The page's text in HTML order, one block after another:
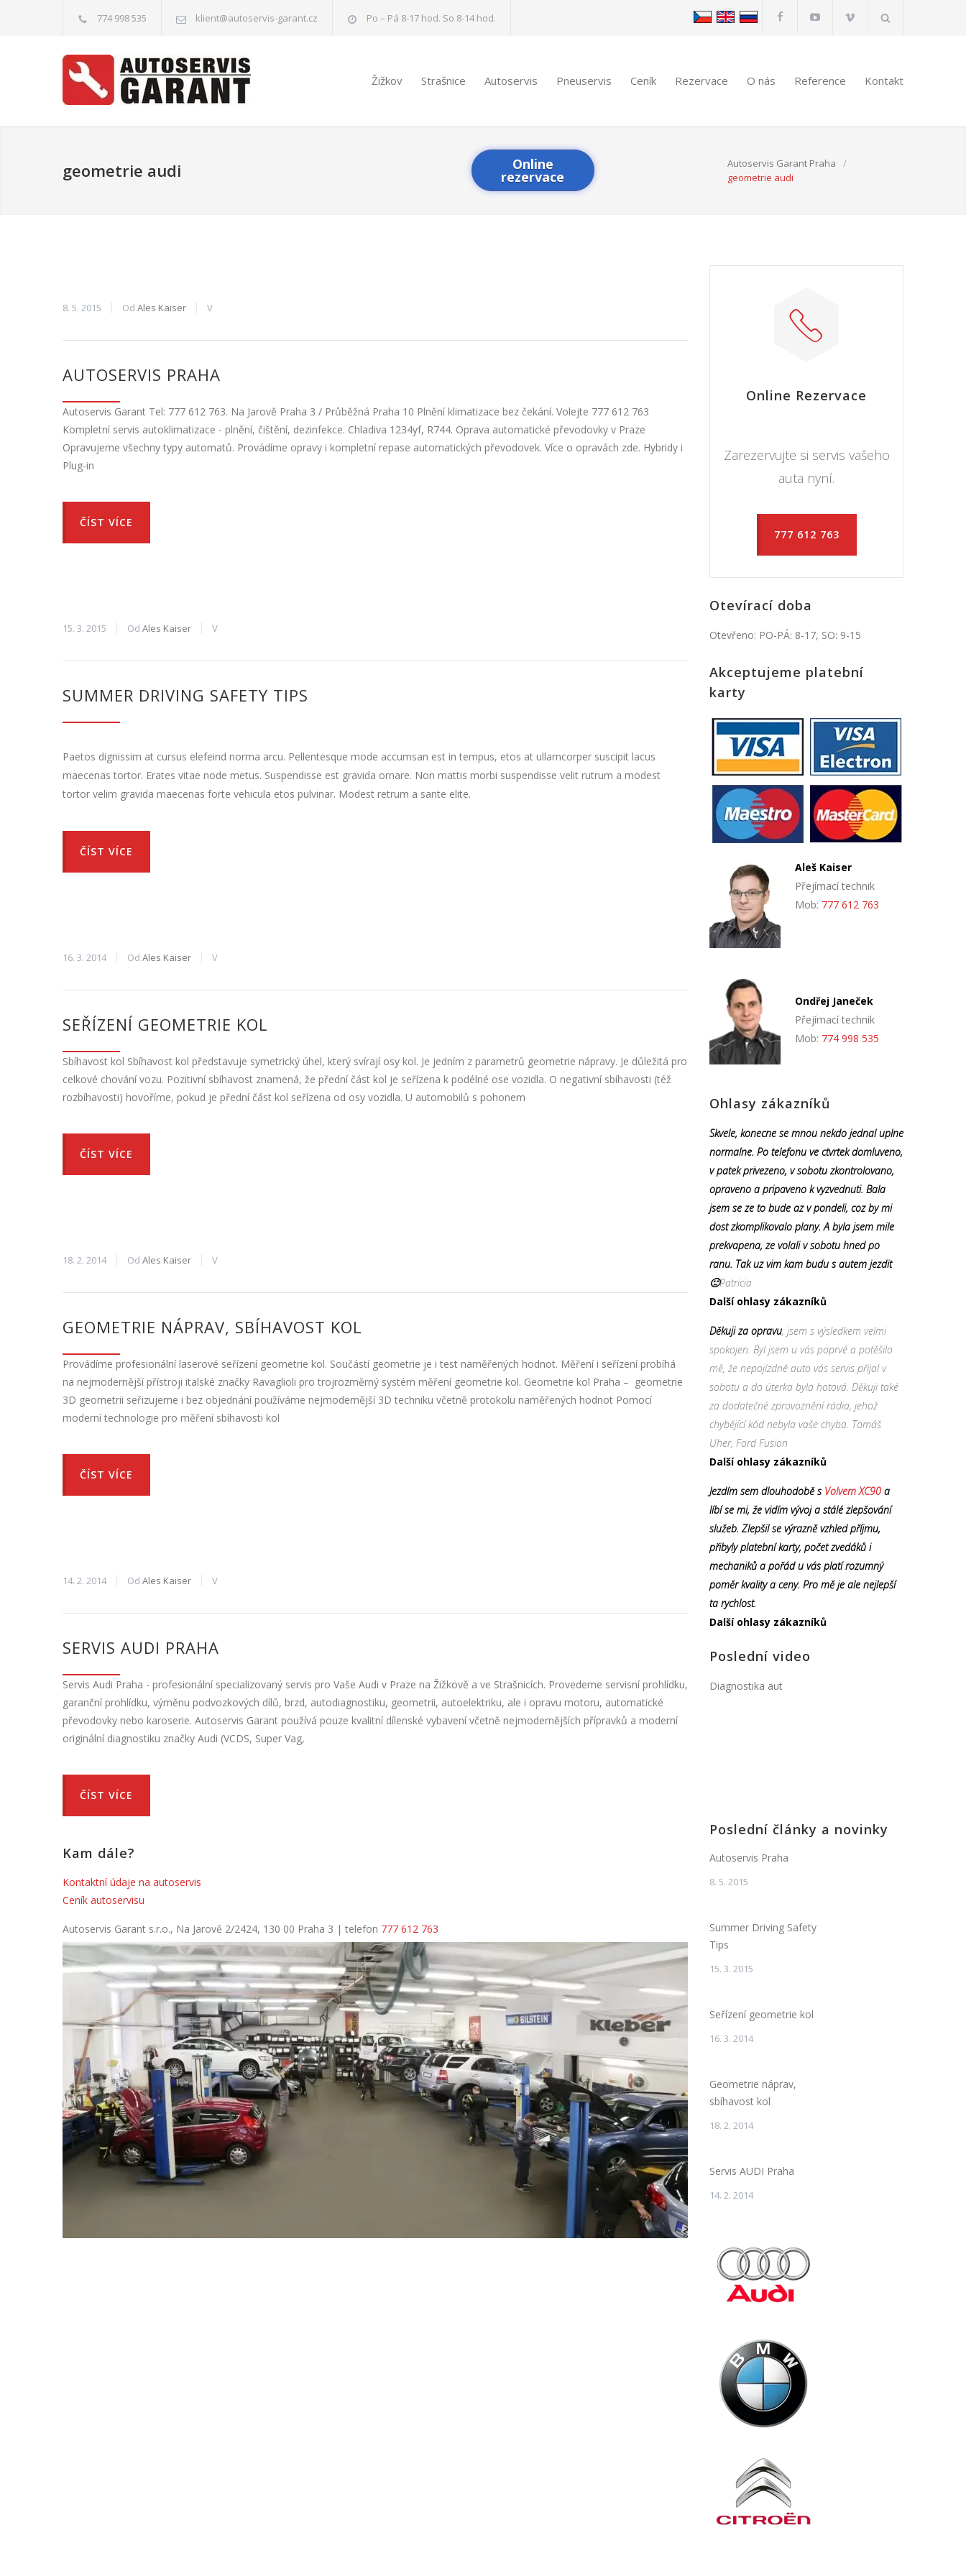
774 998 535 klient@autoservis-garant.cz Po – Pá 8-17 hod. So 8-14 hod.
Žižkov Strašnice Autoservis Pneuservis Ceník Rezervace O nás Reference Kontakt
geometrie audi Online
rezervace
Autoservis Garant Praha
/
geometrie audi
8. 5. 2015 Od Ales Kaiser V
AUTOSERVIS PRAHA
Autoservis Garant Tel: 777 612 763. Na Jarově Praha 3 / Průběžná Praha 10 Plnění klimatizace bez čekání. Volejte 777 612 763
Kompletní servis autoklimatizace - plnění, čištění, dezinfekce. Chladiva 1234yf, R744. Oprava automatické převodovky v Praze
Opravujeme všechny typy automatů. Provádíme opravy i kompletní repase automatických převodovek. Více o opravách zde. Hybridy i
Plug-in
ČÍST VÍCE
15. 3. 2015 Od Ales Kaiser V
SUMMER DRIVING SAFETY TIPS
Paetos dignissim at cursus elefeind norma arcu. Pellentesque mode accumsan est in tempus, etos at ullamcorper suscipit lacus
maecenas tortor. Erates vitae node metus. Suspendisse est gravida ornare. Non mattis morbi suspendisse velit rutrum a modest
tortor velim gravida maecenas forte vehicula etos pulvinar. Modest retrum a sante elite.
ČÍST VÍCE
16. 3. 2014 Od Ales Kaiser V
SEŘÍZENÍ GEOMETRIE KOL
Sbíhavost kol Sbíhavost kol představuje symetrický úhel, který svírají osy kol. Je jedním z parametrů geometrie nápravy. Je důležitá pro
celkové chování vozu. Pozitivní sbíhavost znamená, že přední část kol je seřízena k podélné ose vozidla. O negativní sbíhavosti (též
rozbíhavosti) hovoříme, pokud je přední část kol seřízena od osy vozidla. U automobilů s pohonem
ČÍST VÍCE
18. 2. 2014 Od Ales Kaiser V
GEOMETRIE NÁPRAV, SBÍHAVOST KOL
Provádíme profesionální laserové seřízení geometrie kol. Součástí geometrie je i test naměřených hodnot. Měření i seřízení probíhá
na nejmodernější přístroji italské značky Ravaglioli pro trojrozměrný systém měření geometrie kol. Geometrie kol Praha – geometrie
3D geometrii seřizujeme i bez objednání používáme nejmodernější 3D techniku včetně protokolu naměřených hodnot Pomocí
moderní technologie pro měření sbíhavosti kol
ČÍST VÍCE
14. 2. 2014 Od Ales Kaiser V
SERVIS AUDI PRAHA
Servis Audi Praha - profesionální specializovaný servis pro Vaše Audi v Praze na Žižkově a ve Strašnicích. Provedeme servisní prohlídku,
garanční prohlídku, výměnu podvozkových dílů, brzd, autodiagnostiku, geometrii, autoelektriku, ale i opravu motoru, automatické
převodovky nebo karoserie. Autoservis Garant používá pouze kvalitní dílenské vybavení včetně nejmodernějších přípravků a moderní
originální diagnostiku značky Audi (VCDS, Super Vag,
ČÍST VÍCE
Kam dále?
Kontaktní údaje na autoservis
Ceník autoservisu
Autoservis Garant s.r.o., Na Jarově 2/2424, 130 00 Praha 3 | telefon 777 612 763
Online Rezervace
Zarezervujte si servis vašeho
auta nyní.
777 612 763
Otevírací doba
Otevřeno: PO-PÁ: 8-17, SO: 9-15
Akceptujeme platební
karty
Aleš Kaiser
Přejímací technik
Mob: 777 612 763
Ondřej Janeček
Přejímací technik
Mob: 774 998 535
Ohlasy zákazníků
Skvele, konecne se mnou nekdo jednal uplne
normalne. Po telefonu ve ctvrtek domluveno,
v patek privezeno, v sobotu zkontrolovano,
opraveno a pripaveno k vyzvednuti. Bala
jsem se ze to bude az v pondeli, coz by mi
dost zkomplikovalo plany. A byla jsem mile
prekvapena, ze volali v sobotu hned po
ranu. Tak uz vim kam budu s autem jezdit
🙂Patricia
Další ohlasy zákazníků
Děkuji za opravu, jsem s výsledkem velmi
spokojen. Byl jsem u vás poprvé a potěšilo
mě, že nepojízdné auto vás servis přijal v
sobotu a do úterka byla hotová. Děkuji také
za dodatečné zprovoznění rádia, jehož
chybějící kód nebyla vaše chyba. Tomáš
Uher, Ford Fusion
Další ohlasy zákazníků
Jezdím sem dlouhodobě s Volvem XC90 a
líbí se mi, že vidím vývoj a stálé zlepšování
služeb. Zlepšil se výrazně vzhled příjmu,
přibyly platební karty, počet zvedáků i
mechaniků a pořád u vás platí rozumný
poměr kvality a ceny. Pro mě je ale nejlepší
ta rychlost.
Další ohlasy zákazníků
Poslední video
Diagnostika aut
Poslední články a novinky
Autoservis Praha
8. 5. 2015
Summer Driving Safety
Tips
15. 3. 2015
Seřízení geometrie kol
16. 3. 2014
Geometrie náprav,
sbíhavost kol
18. 2. 2014
Servis AUDI Praha
14. 2. 2014